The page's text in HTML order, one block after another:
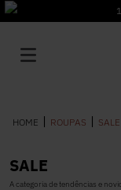
ROUPAS SALE
SALE
A categoria de tendências e
1º Vestido